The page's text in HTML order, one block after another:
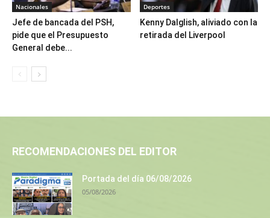
Nacionales
Jefe de bancada del PSH,
pide que el Presupuesto
General debe...
Deportes
Kenny Dalglish, aliviado con la
retirada del Liverpool
RECOMENDACIONES DEL EDITOR
Portada del día 06/08/2026
05/08/2026